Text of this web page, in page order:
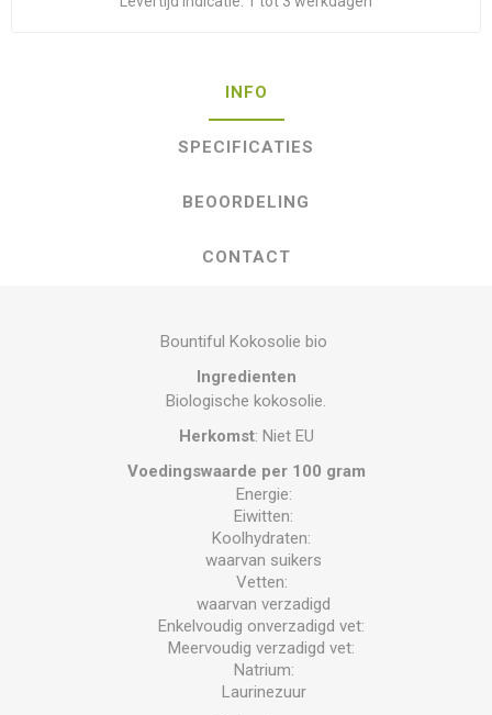
INFO
SPECIFICATIES
BEOORDELING
CONTACT
Bountiful Kokosolie bio
Ingredienten
Biologische kokosolie.
Herkomst: Niet EU
Voedingswaarde per 100 gram
Energie:
Eiwitten:
Koolhydraten:
waarvan suikers
Vetten:
waarvan verzadigd
Enkelvoudig onverzadigd vet:
Meervoudig verzadigd vet:
Natrium:
Laurinezuur